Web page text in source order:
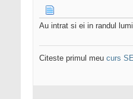
Au intrat si ei in randul
Citeste primul meu curs